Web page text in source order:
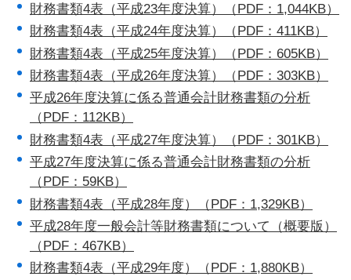
財務書類4表（平成23年度決算）（PDF：1,044KB）
財務書類4表（平成24年度決算）（PDF：411KB）
財務書類4表（平成25年度決算）（PDF：605KB）
財務書類4表（平成26年度決算）（PDF：303KB）
平成26年度決算に係る普通会計財務書類の分析
（PDF：112KB）
財務書類4表（平成27年度決算）（PDF：301KB）
平成27年度決算に係る普通会計財務書類の分析
（PDF：59KB）
財務書類4表（平成28年度）（PDF：1,329KB）
平成28年度一般会計等財務書類について（概要版）
（PDF：467KB）
財務書類4表（平成29年度）（PDF：1,880KB）